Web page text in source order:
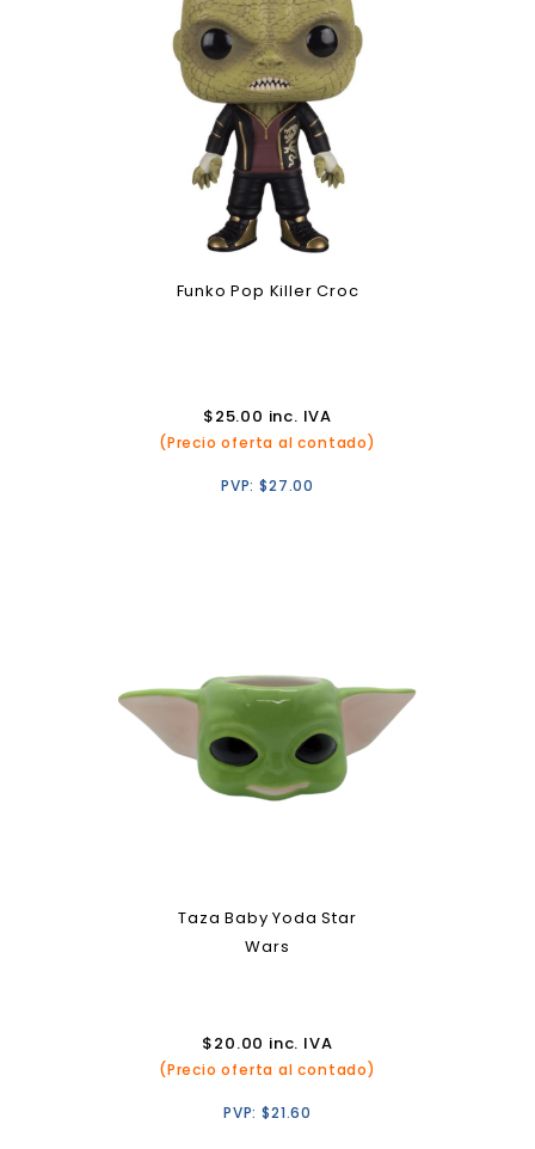
Funko Pop Killer Croc
$25.00 inc. IVA
(Precio oferta al contado)
PVP:$27.00
Taza Baby Yoda Star
Wars
$20.00 inc. IVA
(Precio oferta al contado)
PVP:$21.60